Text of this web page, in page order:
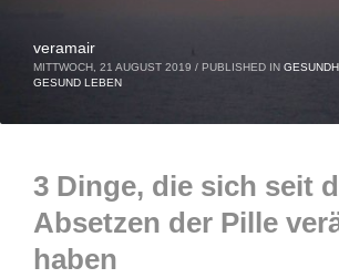
veramair
MITTWOCH, 21 AUGUST 2019 / PUBLISHED IN
GESUND LEBEN
3 Dinge, die sich seit
Absetzen der Pille
haben